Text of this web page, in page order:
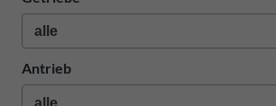
Antrieb